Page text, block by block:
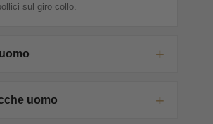
sul giro collo.
uomo